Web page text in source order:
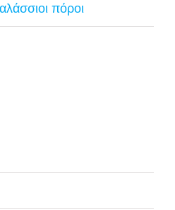
πόροι